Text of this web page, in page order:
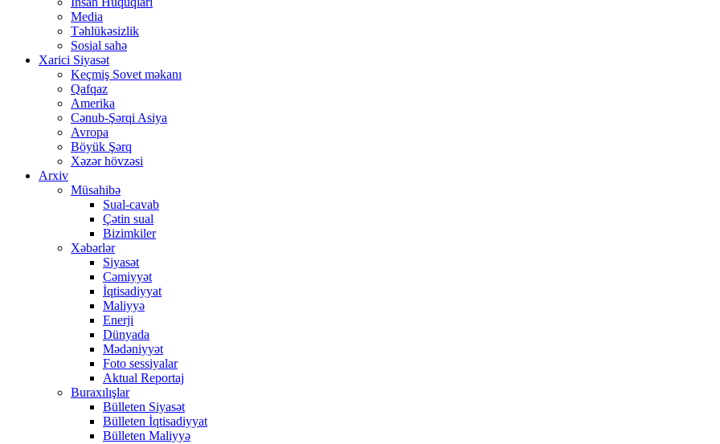
Media
Təhlükəsizlik
Sosial sahə
Xarici Siyasət
Keçmiş Sovet məkanı
Qafqaz
Amerika
Cənub-Şərqi Asiya
Avropa
Böyük Şərq
Xəzər hövzəsi
Arxiv
Müsahibə
Sual-cavab
Çətin sual
Bizimkiler
Xəbərlər
Siyasət
Cəmiyyət
İqtisadiyyat
Maliyyə
Enerji
Dünyada
Mədəniyyət
Foto sessiyalar
Aktual Reportaj
Buraxılışlar
Bülleten Siyasət
Bülleten İqtisadiyyat
Bülleten Maliyyə